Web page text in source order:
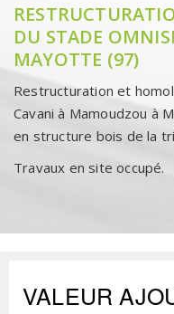
DU STADE
MAYOTTE (97)
Restructuration et
Cavani à Mamoudzou à
en structure bois de la
Travaux en site occupé.
VALEUR